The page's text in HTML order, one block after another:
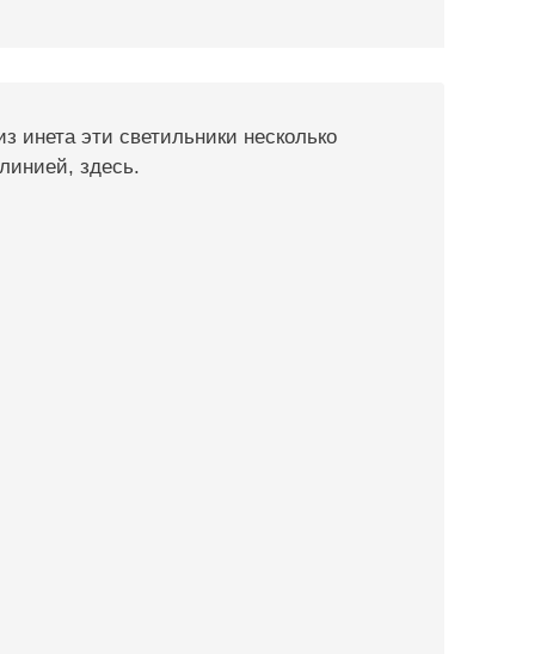
инета эти светильники несколько
здесь.